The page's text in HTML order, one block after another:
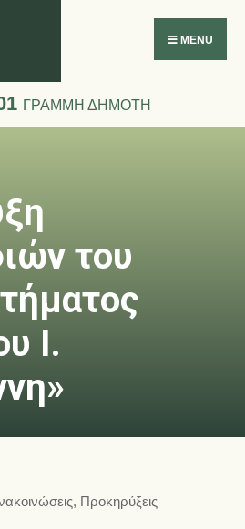
εργαλείων
MENU
ΓΡΑΜΜΗ ΔΗΜΟΤΗ
του
Ι.
, Προκηρύξεις